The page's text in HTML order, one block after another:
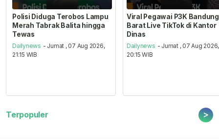
Polisi Diduga Terobos Lampu
Merah Tabrak Balita hingga
Tewas
Dailynews - Jumat , 07 Aug 2026,
21:15 WIB
Viral Pegawai P3K Bandung
Barat Live TikTok di Kantor
Dinas
Dailynews - Jumat , 07 Aug 2026,
20:15 WIB
Terpopuler >